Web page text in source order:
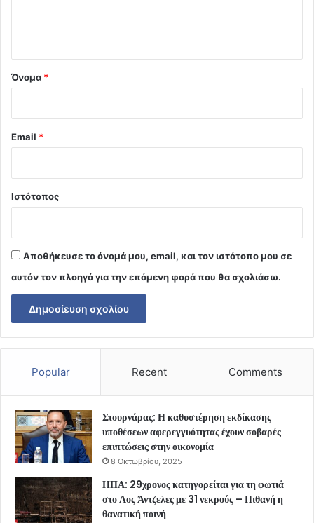
Όνομα *
Email *
Ιστότοπος
Αποθήκευσε το όνομά μου, email, και τον ιστότοπο μου σε
αυτόν τον πλοηγό για την επόμενη φορά που θα σχολιάσω.
Popular Recent Comments
Στουρνάρας: Η καθυστέρηση εκδίκασης
υποθέσεων αφερεγγυότητας έχουν σοβαρές
επιπτώσεις στην οικονομία
8 Οκτωβρίου, 2025
ΗΠΑ: 29χρονος κατηγορείται για τη φωτιά
στο Λος Άντζελες με 31 νεκρούς – Πιθανή η
θανατική ποινή